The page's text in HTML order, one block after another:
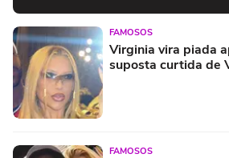
FAMOSOS
Virginia vira piada
suposta curtida de
FAMOSOS